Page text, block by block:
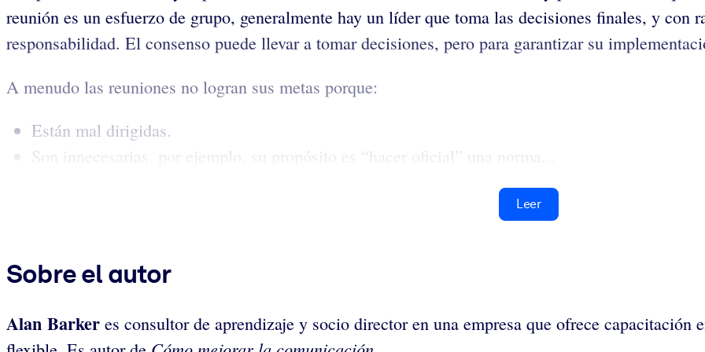
reunión es un esfuerzo de grupo, generalmente hay un líder que toma las decisiones finales, y con
responsabilidad. El consenso puede llevar a tomar decisiones, pero para garantizar su
A menudo las reuniones no logran sus metas porque:
Están mal dirigidas.
Son innecesarias, por ejemplo, su propósito es “hacer oficial” una norma...
Leer
Sobre el autor
Alan Barker es consultor de aprendizaje y socio director en una empresa que ofrece capacitación